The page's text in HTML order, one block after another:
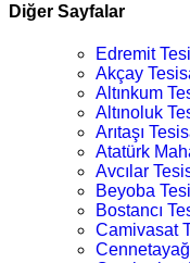
Diğer Sayfalar
Edremit
Akçay
Altınkum
Altınoluk
Arıtaşı
Atatürk
Avcılar
Beyoba
Bostancı
Camivasat